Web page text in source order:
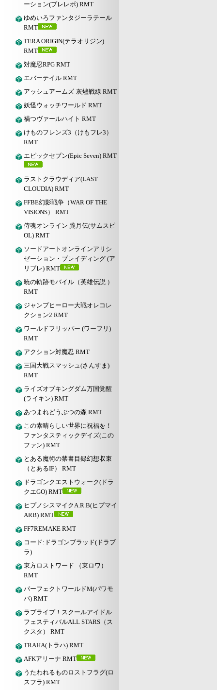
ーション(ブレレボ) RMT
ゆめいろファンタジーラテール
RMT
TERA ORIGIN(テラオリジン)
RMT
対魔忍RPG RMT
エバーテイル RMT
アッシュアームズ‐灰燼戦線 RMT
妖怪ウォッチワールド RMT
禍つヴァールハイト RMT
けものフレンズ3（けもフレ3）
RMT
エピックセブン(Epic Seven) RMT
ラストクラウディア(LAST
CLOUDIA) RMT
FFBE幻影戦争（WAR OF THE
VISIONS） RMT
侍魂オンライン 朧月伝(サムスピ
OL) RMT
ソードアートオンラインアリシ
ゼーション・ブレイディング (ア
リブレ) RMT
暁の軌跡モバイル（英雄伝説 ）
RMT
ジャンプヒーロー大戦オレコレ
クション2 RMT
ワールドフリッパー (ワーフリ)
RMT
アクション対魔忍 RMT
三国大戦スマッシュ(さんすま)
RMT
ライズオブキングダム万国覚醒
(ライキン) RMT
あつまれどうぶつの森 RMT
この素晴らしい世界に祝福を！
ファンタスティックデイズ(この
ファン) RMT
とある魔術の禁書目録幻想収束
（とあるIF） RMT
ドラゴンクエストウォーク(ドラ
クエGO) RMT
ヒプノシスマイクA.R.B(ヒプマイ
ARB) RMT
FF7REMAKE RMT
コード:ドラゴンブラッド(ドラブ
ラ)
東方ロストワード （東ロワ）
RMT
パーフェクトワールドM(パワモ
バ) RMT
ラブライブ！スクールアイドル
フェスティバルALL STARS（ス
クスタ） RMT
TRAHA(トラハ) RMT
AFKアリーナ RMT
うたわれるものロストフラグ(ロ
スフラ) RMT